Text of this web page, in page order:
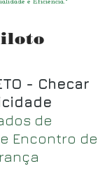
e Eficiência."
- Checar
de
Encontro de